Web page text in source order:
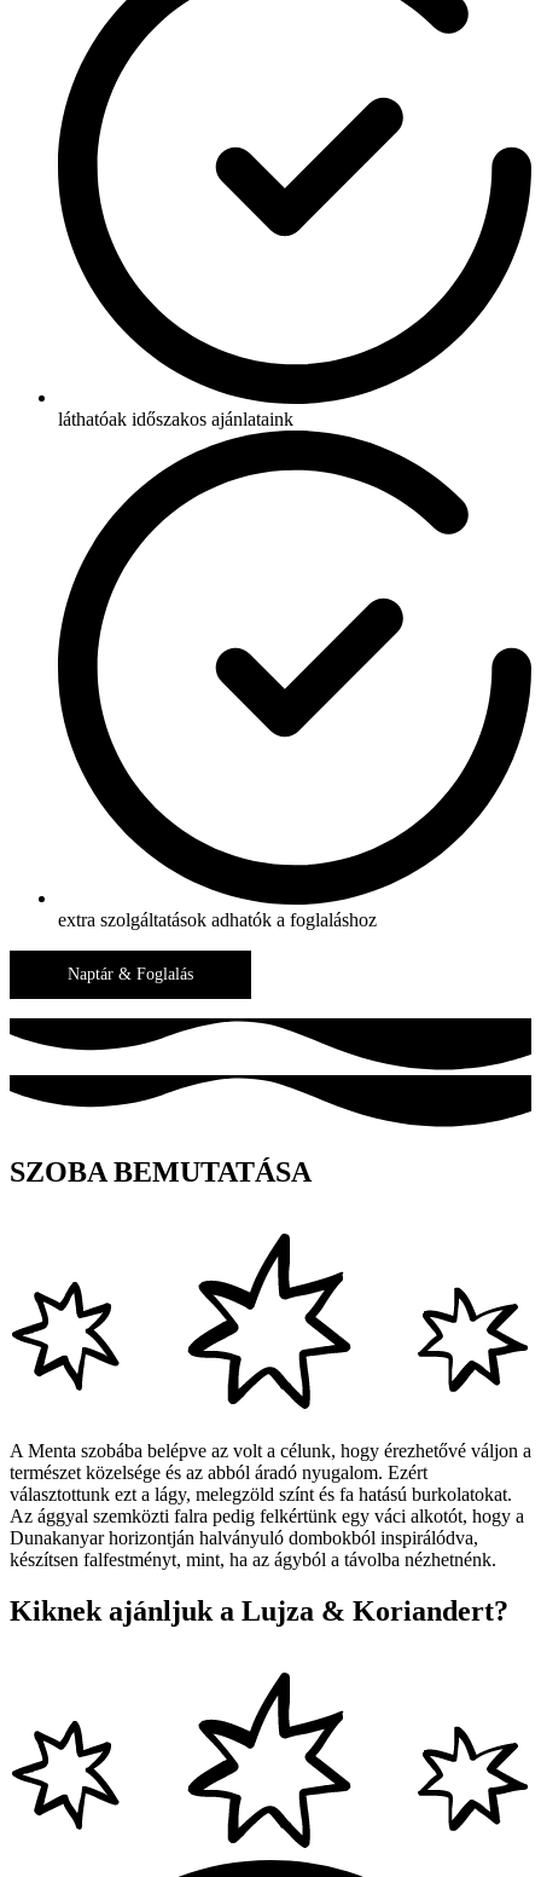
láthatóak időszakos ajánlataink
extra szolgáltatások adhatók a foglaláshoz
SZOBA BEMUTATÁSA
A Menta szobába belépve az volt a célunk, hogy érezhetővé váljon a
természet közelsége és az abból áradó nyugalom. Ezért
választottunk ezt a lágy, melegzöld színt és fa hatású burkolatokat.
Az ággyal szemközti falra pedig felkértünk egy váci alkotót, hogy a
Dunakanyar horizontján halványuló dombokból inspirálódva,
készítsen falfestményt, mint, ha az ágyból a távolba nézhetnénk.
Kiknek ajánljuk a Lujza & Koriandert?